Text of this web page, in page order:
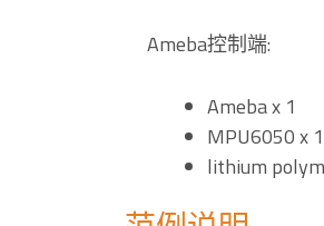
Ameba控制端:
Ameba x 1
MPU6050 x 1
lithium